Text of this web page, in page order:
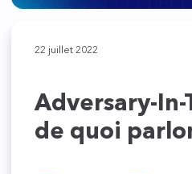
22 juillet 2022
Adversary-
de quoi